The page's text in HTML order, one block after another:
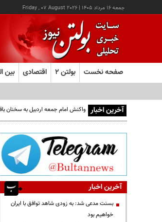
جمعه ۱۶ مرداد ۱۴۰۵ |
Friday , 07 August 2026
صفحه نخست بولتن ۲ اقتصادی بین
آخرین اخبار واکنش امام جمعه اردبیل به سخنان
آخرین اخبار
بسنت مدعی شد: به زودی شاهد توافق با ایران
خواهیم بود